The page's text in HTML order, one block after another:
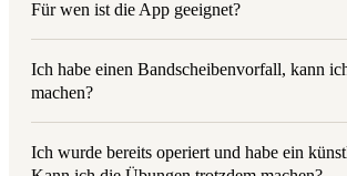
Für wen ist die App geeignet?
Ich habe einen Bandscheibenvorfall, kann
machen?
Ich wurde bereits operiert und habe ein